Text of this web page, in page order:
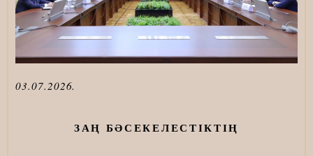
03.07.2026.
ЗАҢ БӘСЕКЕЛЕСТІКТІҢ